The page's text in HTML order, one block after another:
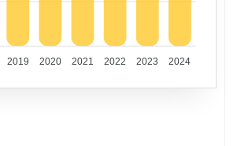
2019 2020 2021 2022 2023 2024